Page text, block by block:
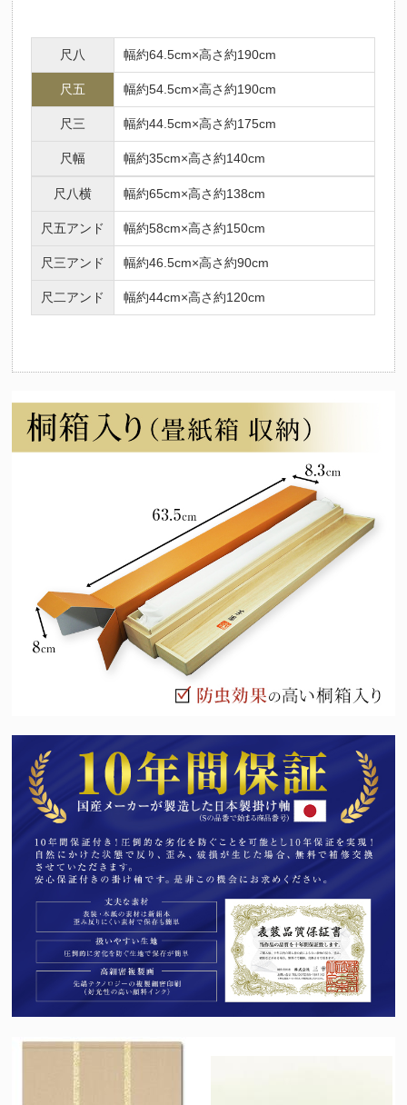
尺八 幅約64.5cm×高さ約190cm
尺五 幅約54.5cm×高さ約190cm
尺三 幅約44.5cm×高さ約175cm
尺幅 幅約35cm×高さ約140cm
尺八横 幅約65cm×高さ約138cm
尺五アンド 幅約58cm×高さ約150cm
尺三アンド 幅約46.5cm×高さ約90cm
尺二アンド 幅約44cm×高さ約120cm